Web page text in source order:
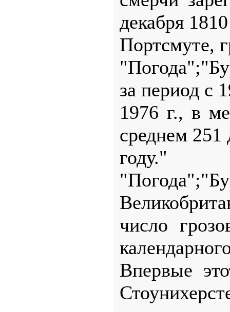
декабря
Портсмуте,
за период с
1976 г., в
среднем 251
году."
число
Впервые